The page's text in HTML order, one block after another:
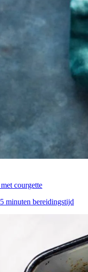
courgette
minuten bereidingstijd